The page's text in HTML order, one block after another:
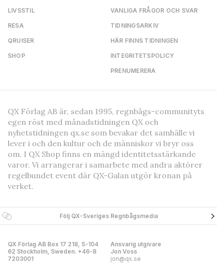
LIVSSTIL
RESA
QRUISER
SHOP
VANLIGA FRÅGOR OCH SVAR
TIDNINGSARKIV
HÄR FINNS TIDNINGEN
INTEGRITETSPOLICY
PRENUMERERA
QX Förlag AB är, sedan 1995, regnbågs-communityts
egen röst med månadstidningen QX och
nyhetstidningen qx.se som bevakar det samhälle vi
lever i och den kultur och de människor vi bryr oss
om. I QX Shop finns en mängd identitetsstärkande
varor. Vi arrangerar i samarbete med andra aktörer
regelbundet event där QX-Galan utgör kronan på
verket.
Följ QX-Sveriges Regnbågsmedia
QX Förlag AB Box 17 218, S-104
62 Stockholm, Sweden. +46-8
7203001
Ansvarig utgivare
Jon Voss
jon@qx.se